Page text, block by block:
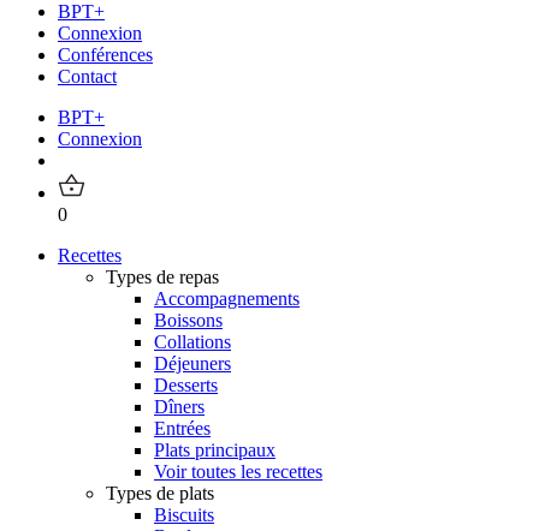
BPT+
Connexion
Conférences
Contact
BPT+
Connexion
0
Recettes
Types de repas
Accompagnements
Boissons
Collations
Déjeuners
Desserts
Dîners
Entrées
Plats principaux
Voir toutes les recettes
Types de plats
Biscuits